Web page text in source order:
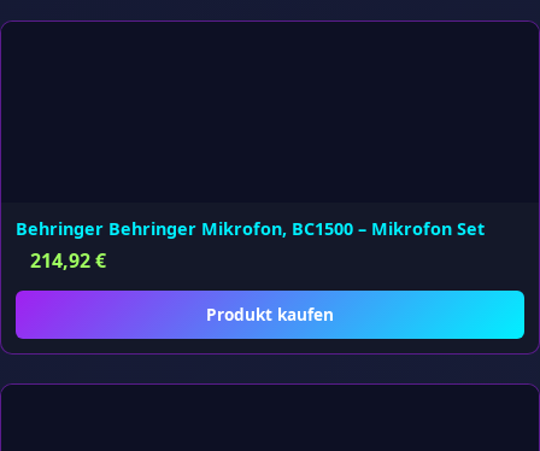
Behringer Behringer Mikrofon, BC1500 – Mikrofon Set
214,92€
Produkt kaufen